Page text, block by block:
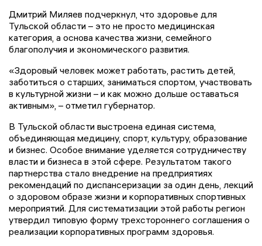
Дмитрий Миляев подчеркнул, что здоровье для
Тульской области – это не просто медицинская
категория, а основа качества жизни, семейного
благополучия и экономического развития.
«Здоровый человек может работать, растить детей,
заботиться о старших, заниматься спортом, участвовать
в культурной жизни – и как можно дольше оставаться
активным», – отметил губернатор.
В Тульской области выстроена единая система,
объединяющая медицину, спорт, культуру, образование
и бизнес. Особое внимание уделяется сотрудничеству
власти и бизнеса в этой сфере. Результатом такого
партнерства стало внедрение на предприятиях
рекомендаций по диспансеризации за один день, лекций
о здоровом образе жизни и корпоративных спортивных
мероприятий. Для систематизации этой работы регион
утвердил типовую форму трехстороннего соглашения о
реализации корпоративных программ здоровья.